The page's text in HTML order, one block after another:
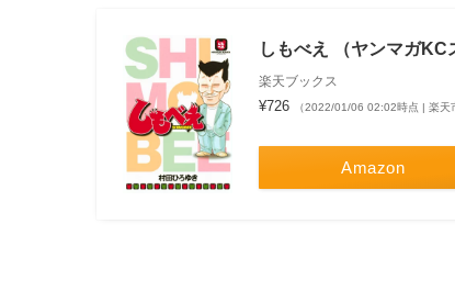
しもべえ （ヤンマガKC
楽天ブックス
¥726 （2022/01/06 02:02時点 | 楽天
Amazon